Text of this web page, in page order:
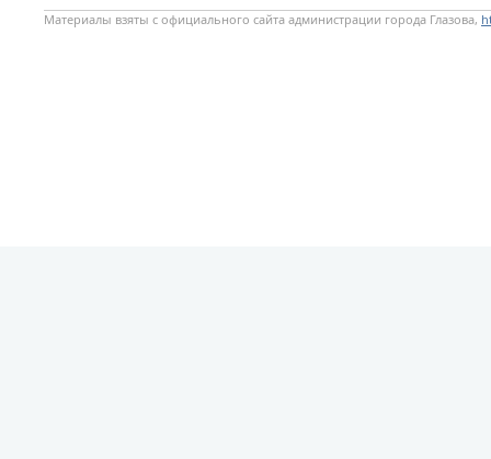
Материалы взяты с официального сайта администрации города Глазова,